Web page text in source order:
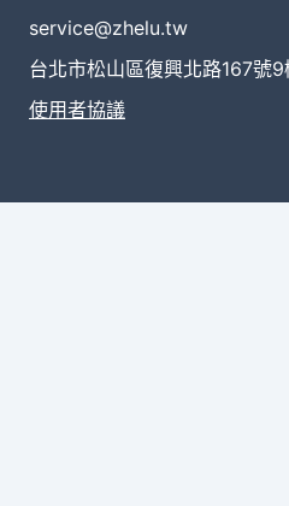
service@zhelu.tw
台北市松山區復興北路167號9
使用者協議